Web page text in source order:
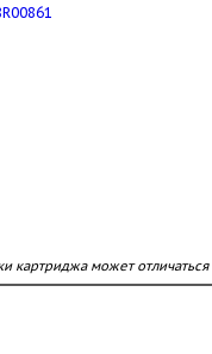
картриджа может отличаться